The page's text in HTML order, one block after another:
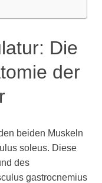
Die
der
beiden Muskeln
soleus. Diese
des
gastrocnemius